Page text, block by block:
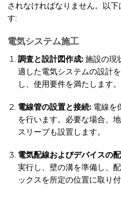
されなければなりません。以
す:
電気システム施工
調査と設計図作成:施設の現
適した電気システムの設計
し、使用要件を満たします。
電線管の設置と接続:電線を
を行います。必要な場合、
スリーブも設置します。
電気配線およびデバイスの
実行し、壁の溝を準備し、
ックスを所定の位置に取り付